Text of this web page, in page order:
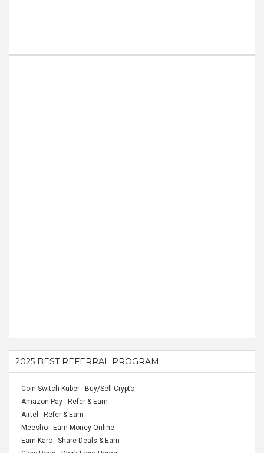
2025 BEST REFERRAL PROGRAM
Coin Switch Kuber - Buy/Sell Crypto
Amazon Pay - Refer & Earn
Airtel - Refer & Earn
Meesho - Earn Money Online
Earn Karo - Share Deals & Earn